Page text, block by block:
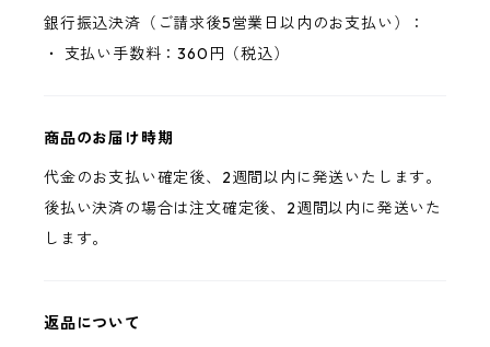
銀行振込決済（ご請求後5営業日以内のお支払い）：
・ 支払い手数料：360円（税込）
商品のお届け時期
代金のお支払い確定後、2週間以内に発送いたします。
後払い決済の場合は注文確定後、2週間以内に発送いた
します。
返品について